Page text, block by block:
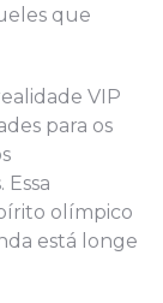
que
VIP
para os
olímpico
está longe